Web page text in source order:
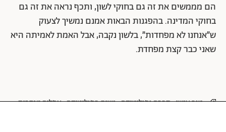
הם מממשים את זה גם בחוקי לשון, ותכף נראה את זה גם
בחוקי המדינה. בהפגנות הבאות אמנם נמשיך לצעוק
ש״אנחנו לא מפחדות״, בלשון נקבה, אבל האמת לאמיתה היא
שאני כבר קצת מפחדת.
טור אישי חברה ופוליטיקה נשים בפוליטיקה אפליה מגדרית